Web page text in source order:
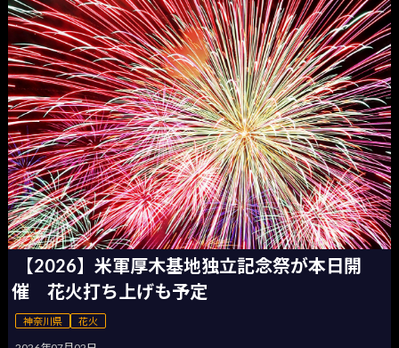
【2026】米軍厚木基地独立記念祭が本日開
催 花火打ち上げも予定
神奈川県 花火